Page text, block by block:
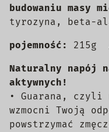
budowaniu masy
tyrozyna, beta-
pojemność: 215g
Naturalny napój
aktywnych!
• Guarana, czyli
wzmocni Twoją
powstrzymać